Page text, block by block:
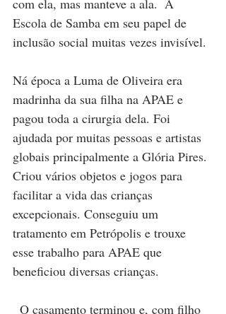
com ela, mas manteve a ala.  A
Escola de Samba em seu papel de
inclusão social muitas vezes invisível.
Ná época a Luma de Oliveira era
madrinha da sua filha na APAE e
pagou toda a cirurgia dela. Foi
ajudada por muitas pessoas e artistas
globais principalmente a Glória Pires.
Criou vários objetos e jogos para
facilitar a vida das crianças
excepcionais. Conseguiu um
tratamento em Petrópolis e trouxe
esse trabalho para APAE que
beneficiou diversas crianças.